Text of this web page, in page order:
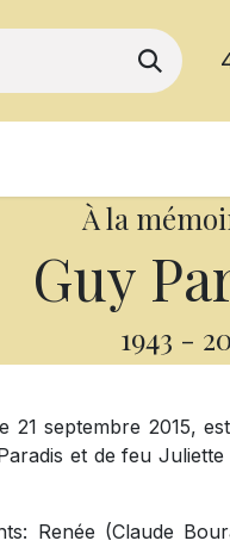
À la
Guy
1943 -
septembre 2015,
et de feu
Renée (Claude